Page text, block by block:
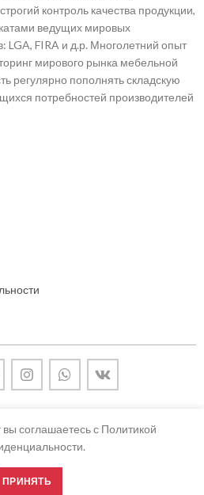
контроль качества продукции,
ведущих мировых
LGA, FIRA и д.р. Многолетний опыт
мирового рынка мебельной
регулярно пополнять складскую
потребностей производителей
| ФУРНИКОМ 2021
соглашаетесь с Политикой
ПРИНЯТЬ